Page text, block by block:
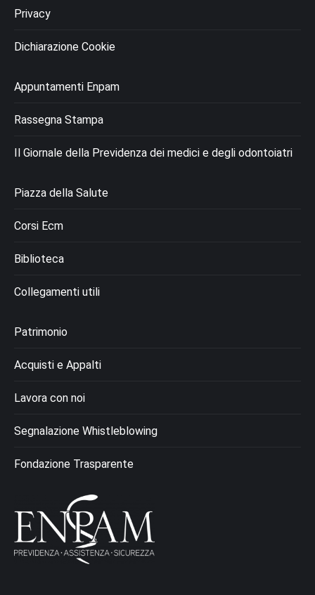
Privacy
Dichiarazione Cookie
Appuntamenti Enpam
Rassegna Stampa
Il Giornale della Previdenza dei medici e degli odontoiatri
Piazza della Salute
Corsi Ecm
Biblioteca
Collegamenti utili
Patrimonio
Acquisti e Appalti
Lavora con noi
Segnalazione Whistleblowing
Fondazione Trasparente